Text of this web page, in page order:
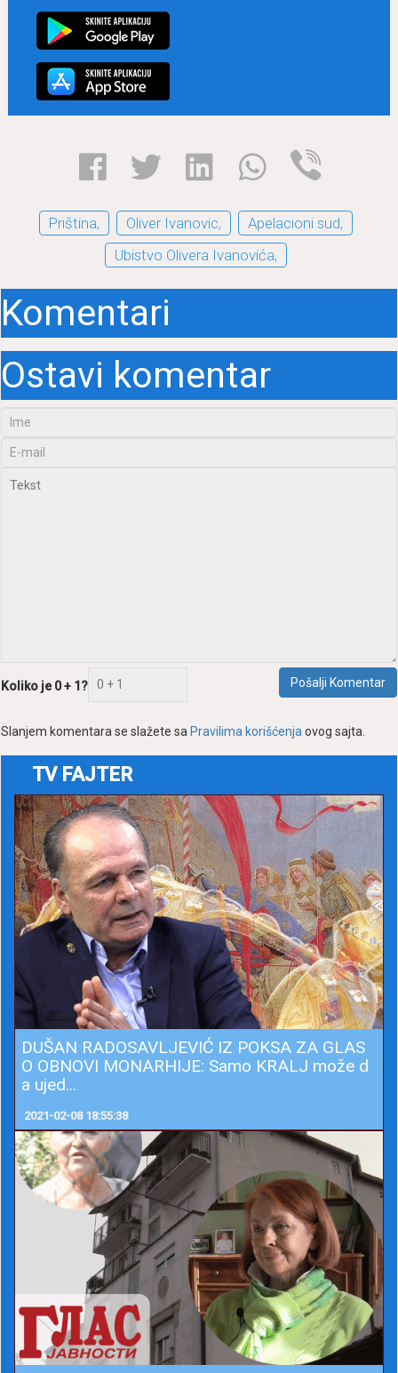
Priština, Oliver Ivanovic,
Apelacioni sud,
Ubistvo Olivera Ivanovića,
Komentari
Ostavi komentar
Koliko je 0 + 1? Pošаlji Komentаr
Slаnjem komentаrа se slаžete sа Prаvilimа korišćenjа ovog sаjtа.
TV FAJTER
DUŠAN RADOSAVLJEVIĆ IZ POKSA ZA GLAS
O OBNOVI MONARHIJE: Samo KRALJ može d
a ujed...
2021-02-08 18:55:38